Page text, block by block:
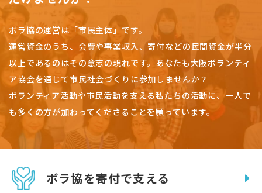
ボラ協の運営は「市民主体」です。
運営資金のうち、会費や事業収入、寄付などの民間資金が半分
以上であるのはその意志の現れです。 あなたも大阪ボランティ
ア協会を通じて市民社会づくりに参加しませんか？
ボランティア活動や市民活動を支える私たちの活動に、一人で
も多くの方が加わってくださることを願っています。
ボラ協を寄付で支える